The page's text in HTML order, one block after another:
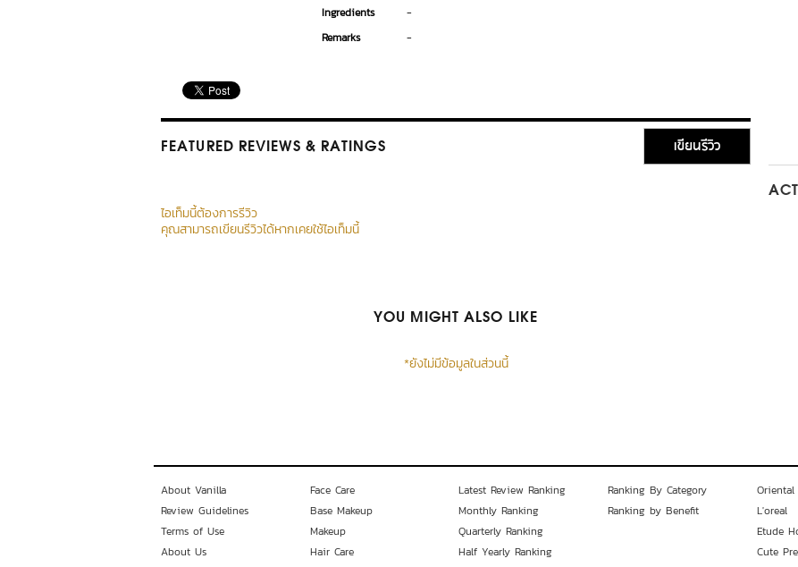
Ingredients
-
Remarks
-
FEATURED REVIEWS & RATINGS เขียนรีวิว
ไอเท็มนี้ต้องการรีวิว
คุณสามารถเขียนรีวิวได้หากเคยใช้ไอเท็มนี้
YOU MIGHT ALSO LIKE
*ยังไม่มีข้อมูลในส่วนนี้
About Vanilla
Review Guidelines
Terms of Use
About Us
Face Care
Base Makeup
Makeup
Hair Care
Latest Review Ranking
Monthly Ranking
Quarterly Ranking
Half Yearly Ranking
Ranking By Category
Ranking by Benefit
Oriental
L'oreal
Etude
Cute